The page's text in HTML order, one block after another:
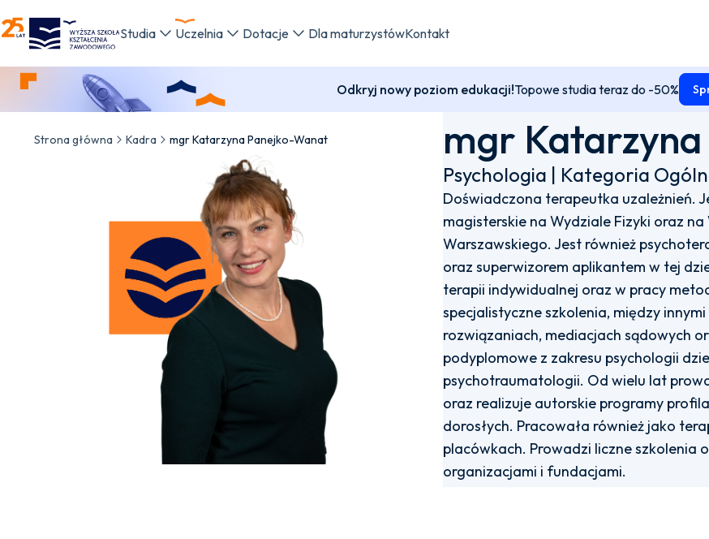
WSKZ - strona główna
Studia Uczelnia Dotacje Dla maturzystówKontakt
Odkryj nowy poziom edukacji!Topowe studia teraz do -50%
Strona główna Kadra mgr Katarzyna Panejko-Wanat mgr
Psychologia | Kategoria
Doświadczona terapeutka uzależnień.
magisterskie na Wydziale Fizyki oraz
Warszawskiego. Jest również
oraz superwizorem aplikantem w tej
terapii indywidualnej oraz w pracy
specjalistyczne szkolenia, między
rozwiązaniach, mediacjach sądowych
podyplomowe z zakresu psychologii
psychotraumatologii. Od wielu lat
oraz realizuje autorskie programy
dorosłych. Pracowała również jako
placówkach. Prowadzi liczne szkolenia
organizacjami i fundacjami.